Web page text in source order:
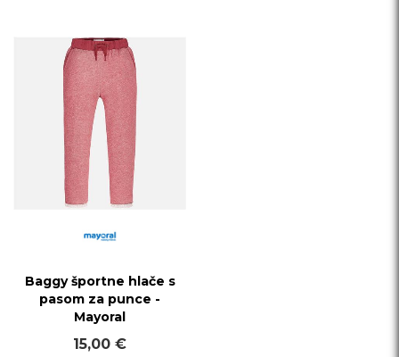
Baggy športne hlače s
pasom za punce -
Mayoral
15,00 €